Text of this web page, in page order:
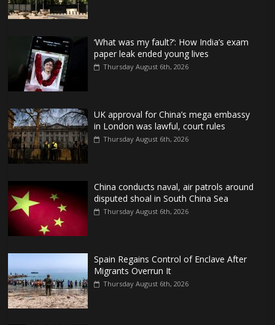
‘What was my fault?’: How India’s exam
paper leak ended young lives
Thursday August 6th, 2026
UK approval for China’s mega embassy
in London was lawful, court rules
Thursday August 6th, 2026
China conducts naval, air patrols around
disputed shoal in South China Sea
Thursday August 6th, 2026
Spain Regains Control of Enclave After
Migrants Overrun It
Thursday August 6th, 2026